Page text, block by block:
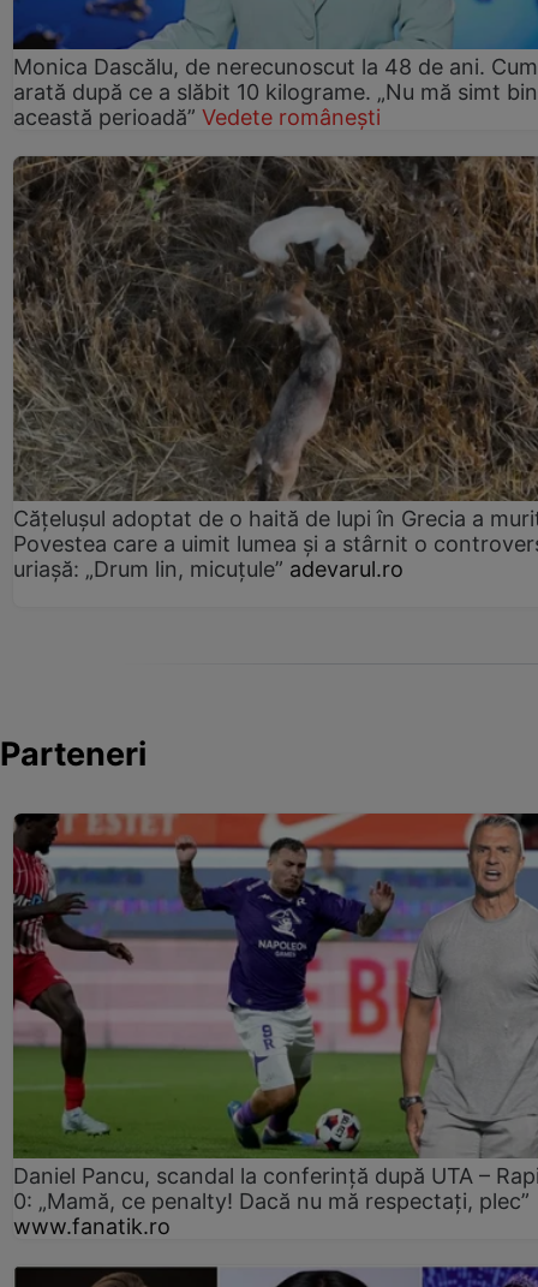
Monica Dascălu, de nerecunoscut la 48 de ani. Cum
arată după ce a slăbit 10 kilograme. „Nu mă simt
această perioadă” Vedete românești
Cățelușul adoptat de o haită de lupi în Grecia a
Povestea care a uimit lumea și a stârnit o
uriașă: „Drum lin, micuțule” adevarul.ro
Parteneri
Daniel Pancu, scandal la conferință după UTA –
0: „Mamă, ce penalty! Dacă nu mă respectați, plec”
www.fanatik.ro